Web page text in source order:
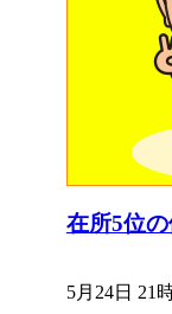
在所5位
5月24日 21